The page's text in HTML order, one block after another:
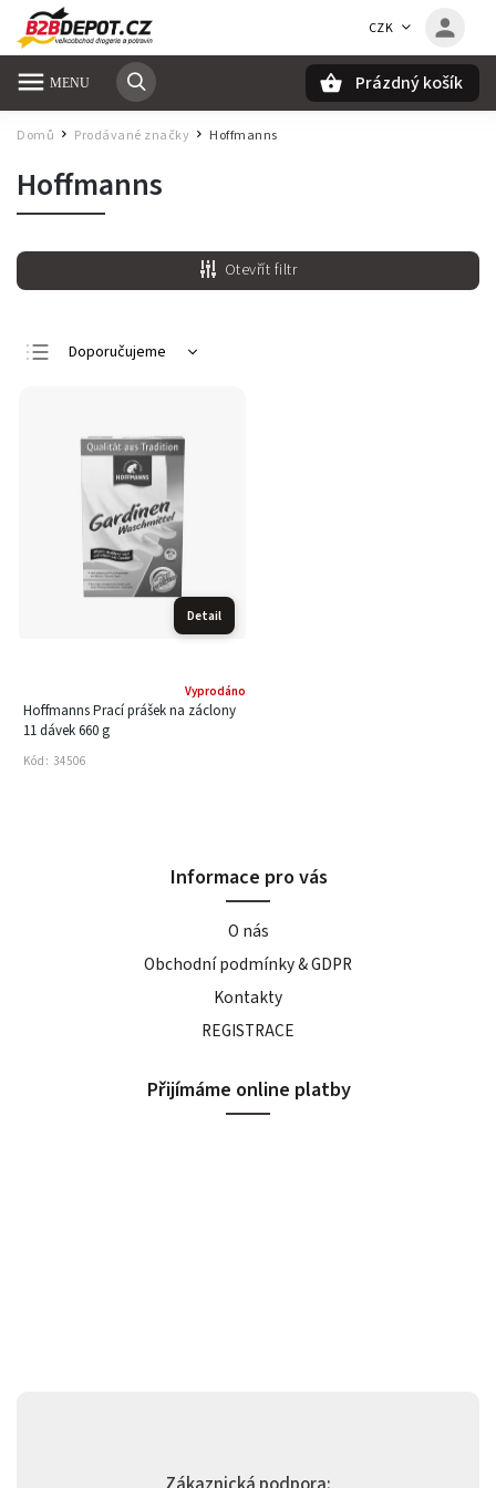
CZK
Prázdný košík
Domů / Prodávané značky / Hoffmanns
Hoffmanns
Otevřít filtr
Doporučujeme
Nejprodávanější
Abecedně
Detail
Hoffmanns Prací prášek na záclony
11 dávek 660 g
Vyprodáno
Kód: 34506
Informace pro vás
O nás
Obchodní podmínky & GDPR
Kontakty
REGISTRACE
Přijímáme online platby